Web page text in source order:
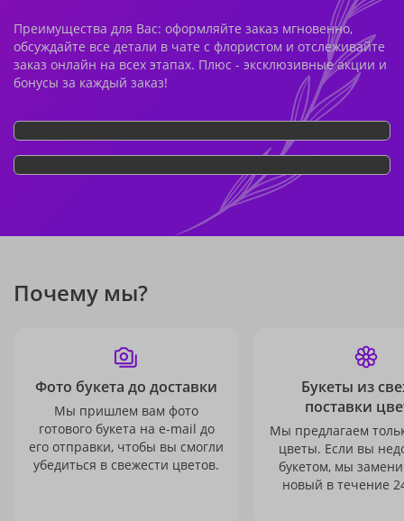
Преимущества для Вас: оформляйте заказ мгновенно,
обсуждайте все детали в чате с флористом и отслеживайте
заказ онлайн на всех этапах. Плюс - эксклюзивные акции и
бонусы за каждый заказ!
Почему мы?
Фото букета до доставки
Мы пришлем вам фото
готового букета на e-mail до
его отправки, чтобы вы смогли
убедиться в свежести цветов.
Букеты из
поставки
Мы предлагаем
цветы. Если вы
букетом, мы
новый в течение